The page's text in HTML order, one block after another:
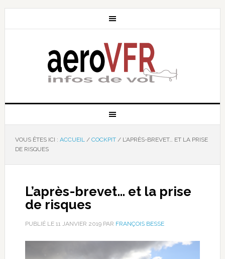
VOUS ÊTES ICI : ACCUEIL / COCKPIT /L’APRÈS-BREVET… ET LA PRISE
DE RISQUES
L’après-brevet… et la prise
de risques
PUBLIÉ LE 11 JANVIER 2019PAR FRANÇOIS BESSE